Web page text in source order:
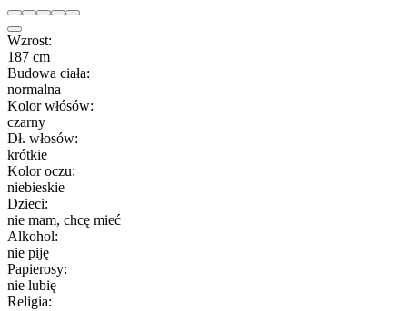
Wzrost:
187 cm
Budowa ciała:
normalna
Kolor włósów:
czarny
Dł. włosów:
krótkie
Kolor oczu:
niebieskie
Dzieci:
nie mam, chcę mieć
Alkohol:
nie piję
Papierosy:
nie lubię
Religia: